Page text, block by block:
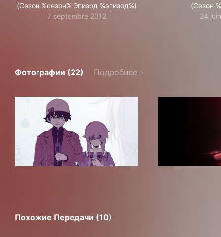
(Сезон %сезон% Эпизод %эпизод%)
7 septembre 2012
(Сезон
24
Фотографии (22) Подробнее
Похожие Передачи (10)